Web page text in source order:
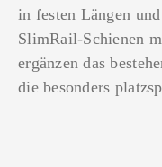
in festen Längen
SlimRail-Schienen
ergänzen das
die besonders